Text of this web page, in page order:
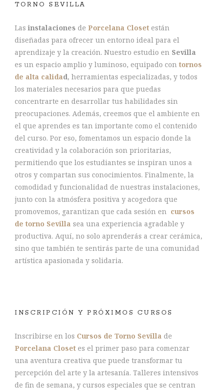
TORNO SEVILLA
Las instalaciones de Porcelana Closet están
diseñadas para ofrecer un entorno ideal para el
aprendizaje y la creación. Nuestro estudio en Sevilla
es un espacio amplio y luminoso, equipado con tornos
de alta calidad, herramientas especializadas, y todos
los materiales necesarios para que puedas
concentrarte en desarrollar tus habilidades sin
preocupaciones. Además, creemos que el ambiente en
el que aprendes es tan importante como el contenido
del curso. Por eso, fomentamos un espacio donde la
creatividad y la colaboración son prioritarias,
permitiendo que los estudiantes se inspiran unos a
otros y compartan sus conocimientos. Finalmente, la
comodidad y funcionalidad de nuestras instalaciones,
junto con la atmósfera positiva y acogedora que
promovemos, garantizan que cada sesión en cursos
de torno Sevilla sea una experiencia agradable y
productiva. Aquí, no solo aprenderás a crear cerámica,
sino que también te sentirás parte de una comunidad
artística apasionada y solidaria.
INSCRIPCIÓN Y PRÓXIMOS CURSOS
Inscribirse en los Cursos de Torno Sevilla de
Porcelana Closet es el primer paso para comenzar
una aventura creativa que puede transformar tu
percepción del arte y la artesanía. Talleres intensivos
de fin de semana, y cursos especiales que se centran